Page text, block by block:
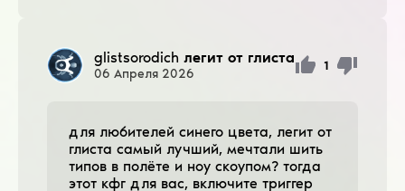
glistsorodich легит от глиста
06 Апреля 2026
1
для любителей синего цвета, легит от
глиста самый лучший, мечтали шить
типов в полёте и ноу скоупом? тогда
этот кфг для вас, включите триггер